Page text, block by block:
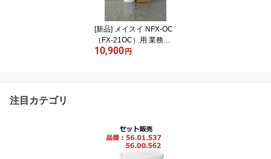
[新品] メイスイ NFX-OC
（FX-21OC）用 業務用
浄水器カートリッジ 交換
10,900円
注目カテゴリ